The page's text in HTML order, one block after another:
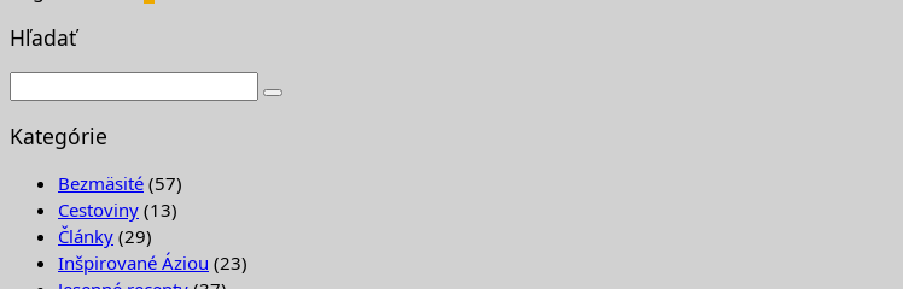
Hľadať
Kategórie
Bezmäsité (57)
Cestoviny (13)
Články (29)
Inšpirované Áziou (23)